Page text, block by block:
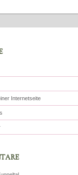
Internetseite